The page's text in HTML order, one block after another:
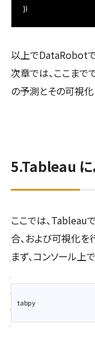
以上でDataRobotで
次章では、ここまで
の予測とその可視
5.Tableau
ここでは、Tableau
合、および可視化を
まず、コンソール上
tabpy